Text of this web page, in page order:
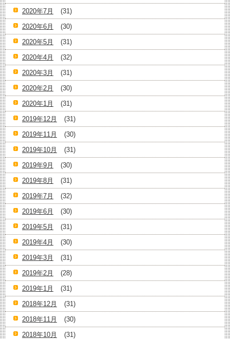
2020年7月
(31)
2020年6月
(30)
2020年5月
(31)
2020年4月
(32)
2020年3月
(31)
2020年2月
(30)
2020年1月
(31)
2019年12月
(31)
2019年11月
(30)
2019年10月
(31)
2019年9月
(30)
2019年8月
(31)
2019年7月
(32)
2019年6月
(30)
2019年5月
(31)
2019年4月
(30)
2019年3月
(31)
2019年2月
(28)
2019年1月
(31)
2018年12月
(31)
2018年11月
(30)
2018年10月
(31)